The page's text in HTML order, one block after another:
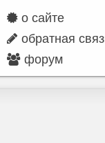
о сайте
обратная
форум